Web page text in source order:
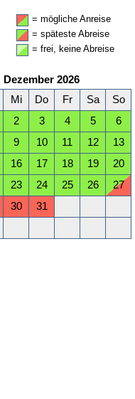
= mögliche Anreise
= späteste Abreise
= frei, keine Abreise
Dezember 2026
Mi Do Fr Sa
So
2 3 4 5
6
9 10 11 12
13
16 17 18 19
20
23 24 25 26
27
30 31